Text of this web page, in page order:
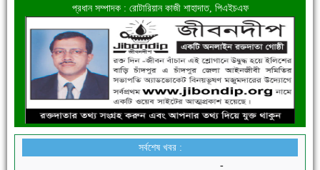
প্রধান সম্পাদক : রোটারিয়ান কাজী শাহাদাত, পিএইচএফ
সর্বশেষ খবর :